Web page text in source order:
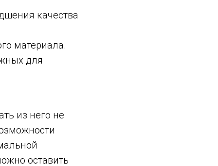
качества
материала.
для
из него не
оставить